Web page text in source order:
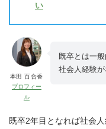
い
本田 百合香
プロフィー
ル
既卒とは一
社会人経験が
既卒2年目となれば社会